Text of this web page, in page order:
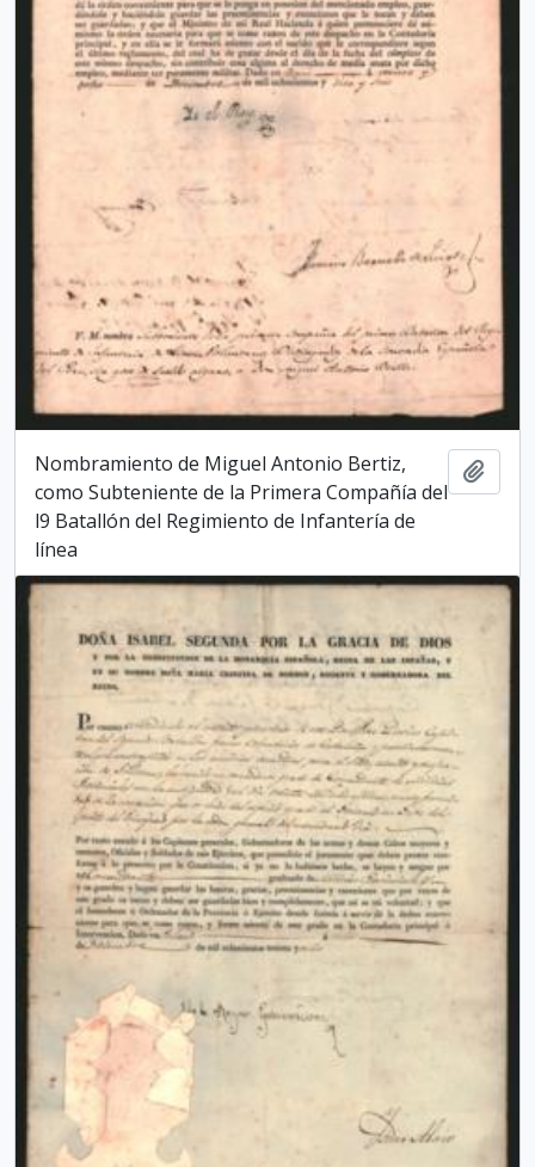
Nombramiento de Miguel Antonio Bertiz,
como Subteniente de la Primera Compañía del
l9 Batallón del Regimiento de Infantería de
línea